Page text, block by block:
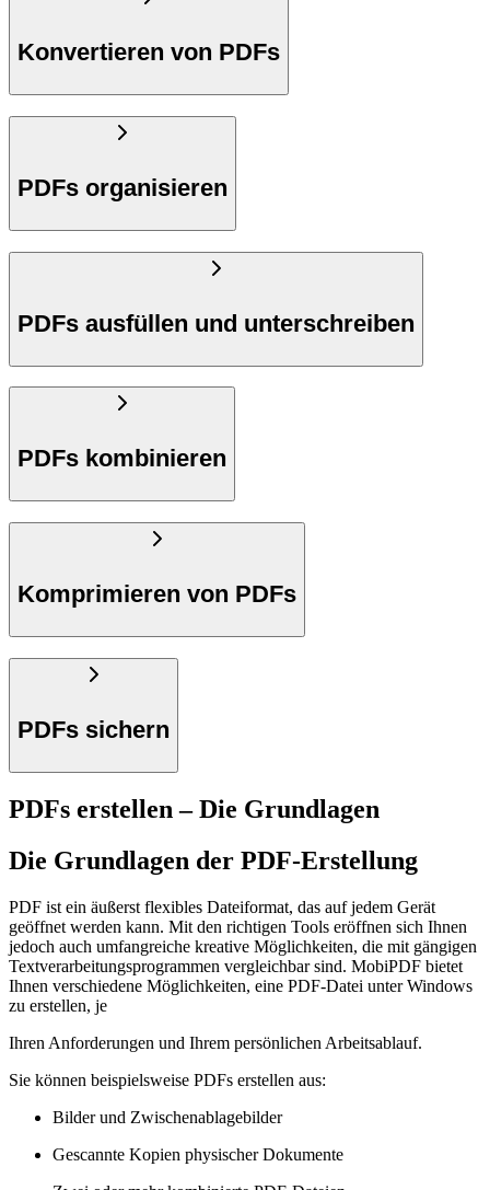
Konvertieren von PDFs
PDFs organisieren
PDFs ausfüllen und unterschreiben
PDFs kombinieren
Komprimieren von PDFs
PDFs sichern
PDFs erstellen – Die Grundlagen
Die Grundlagen der PDF-Erstellung
PDF ist ein äußerst flexibles Dateiformat, das auf jedem Gerät
geöffnet werden kann. Mit den richtigen Tools eröffnen sich Ihnen
jedoch auch umfangreiche kreative Möglichkeiten, die mit gängigen
Textverarbeitungsprogrammen vergleichbar sind. MobiPDF bietet
Ihnen verschiedene Möglichkeiten, eine PDF-Datei unter Windows
zu erstellen, je
Ihren Anforderungen und Ihrem persönlichen Arbeitsablauf.
Sie können beispielsweise PDFs erstellen aus:
Bilder und Zwischenablagebilder
Gescannte Kopien physischer Dokumente